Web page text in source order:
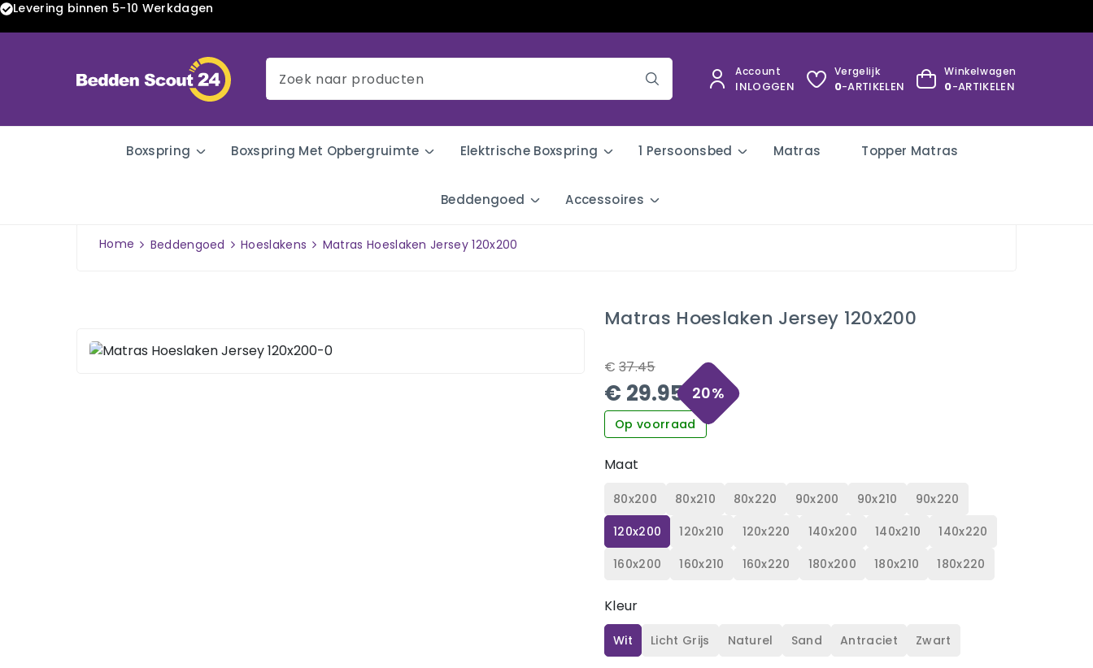
Levering binnen 5-10 Werkdagen
Account
INLOGGEN
Vergelijk
0-ARTIKELEN
Winkelwagen
0-ARTIKELEN
Boxspring Boxspring Met Opbergruimte Elektrische Boxspring 1 Persoonsbed Matras Topper Matras
Beddengoed Accessoires
Home Beddengoed Hoeslakens Matras Hoeslaken Jersey 120x200
Matras Hoeslaken Jersey 120x200
€ 37.45
€ 29.95 20%
Op voorraad
Maat
80x200 80x210 80x220 90x200 90x210
90x220
120x200
120x210 120x220 140x200 140x210
140x220
160x200
160x210 160x220 180x200 180x210 180x220
Kleur
Wit Licht Grijs Naturel Sand Antraciet Zwart